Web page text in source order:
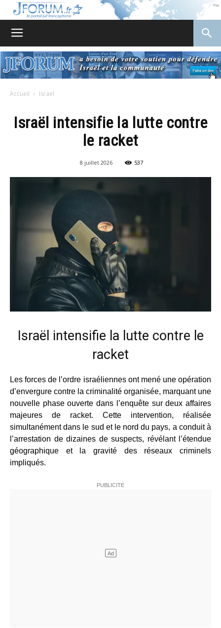
Accueil Israel
Israël intensifie la lutte contre
le racket
8 juillet 2026 537
Israël intensifie la lutte contre le
racket
Les forces de l’ordre israéliennes ont mené une opération
d’envergure contre la criminalité organisée, marquant une
nouvelle phase ouverte dans l’enquête sur deux affaires
majeures de racket. Cette intervention, réalisée
simultanément dans le sud et le nord du pays, a conduit à
l’arrestation de dizaines de suspects, révélant l’étendue
géographique et la gravité des réseaux criminels
impliqués.